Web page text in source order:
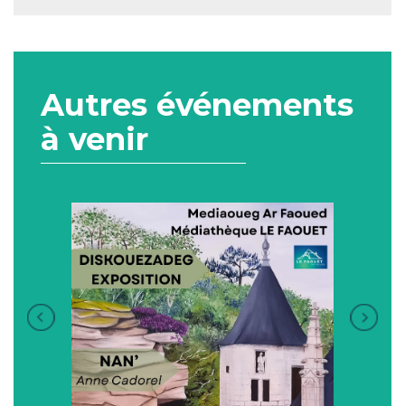
Autres événements
à venir